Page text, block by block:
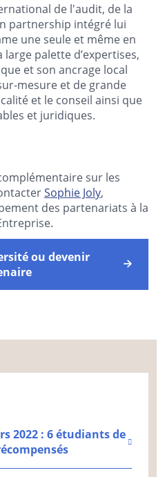
de l'audit, de la
partnership intégré lui
une seule et même en
large palette d’expertises,
et son ancrage local
mesure et de grande
et le conseil ainsi que
et juridiques.
sur les
Sophie Joly,
des partenariats à la
ou devenir
2022 : 6 étudiants de